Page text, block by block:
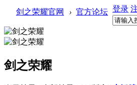
剑之荣耀官网 › 官方论坛 登录
剑之荣耀